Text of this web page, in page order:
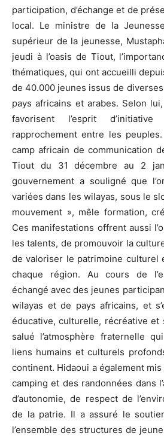
participation, d’échange et de
local. Le ministre de la
supérieur de la jeunesse,
jeudi à l’oasis de Tiout,
thématiques, qui ont accueilli
de 40.000 jeunes issus de
pays africains et arabes. Selon
favorisent l’esprit
rapprochement entre les
camp africain de communication
Tiout du 31 décembre au 2
gouvernement a souligné que
variées dans les wilayas, sous le
mouvement », mêle formation,
Ces manifestations offrent aussi
les talents, de promouvoir la
de valoriser le patrimoine culturel
chaque région. Au cours de
échangé avec des jeunes
wilayas et de pays africains, et
éducative, culturelle, récréative et
salué l’atmosphère fraternelle
liens humains et culturels
continent. Hidaoui a également
camping et des randonnées dans
d’autonomie, de respect de
de la patrie. Il a assuré le
l’ensemble des structures de